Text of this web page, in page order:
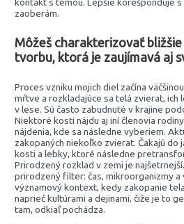
zaoberám.
Môžeš charakterizovať
tvorbu, ktorá je zaujímavá aj
Proces vzniku mojich diel začína
mŕtve a rozkladajúce sa telá zvierat, ich
v lese. Sú často zabudnuté v krajine
Niektoré kosti nájdu aj iní členovia
nájdenia, kde sa následne vyberiem.
zakopaných niekoľko zvierat. Čakajú do
kosti a lebky, ktoré následne
Prirodzený rozklad v zemi je
prirodzený filter: čas, mikroorganizmy a
významový kontext, kedy zakopanie
naprieč kultúrami a dejinami, čiže je to
tam, odkiaľ pochádza.